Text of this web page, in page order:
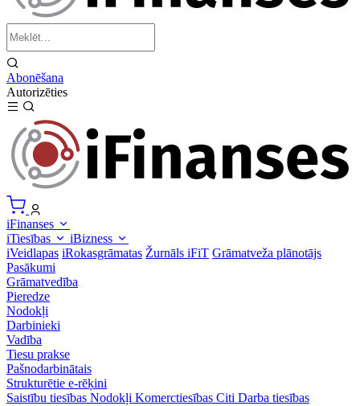
Abonēšana
Autorizēties
iFinanses
iTiesības
iBizness
iVeidlapas iRokasgrāmatas Žurnāls iFiT Grāmatveža plānotājs
Pasākumi
Grāmatvedība
Pieredze
Nodokļi
Darbinieki
Vadība
Tiesu prakse
Pašnodarbinātais
Strukturētie e-rēķini
Saistību tiesības Nodokļi Komerctiesības Citi Darba tiesības